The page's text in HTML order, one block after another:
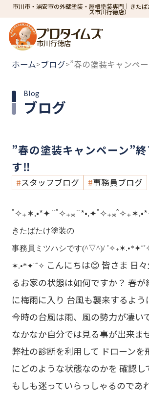
市川市・浦安市の外壁塗装・屋根塗装専門｜きた
ズ市川行徳店）
市川行徳店
ホーム>ブログ>
ブログ
Blog
”春の塗装キャンペーン”
す‼
スタッフブログ 事務員ブログ
きたばたけ塗装の
事務員ミツハシです(^▽^)/
✶.•*✦¨˚✧ こんにちは😊 皆さま 日
るお家の状態は如何ですか？ 春が
に梅雨に入り 台風も襲来するよう
今時の台風は雨、風の勢力が凄い
なかなか自分では見る事が出来ま
弊社の診断を利用して ドローンを
にどのような状態なのかを 確認し
もしも迷っていらっしゃるのであ